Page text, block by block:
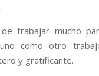
trabajar mucho
como otro
y gratificante.